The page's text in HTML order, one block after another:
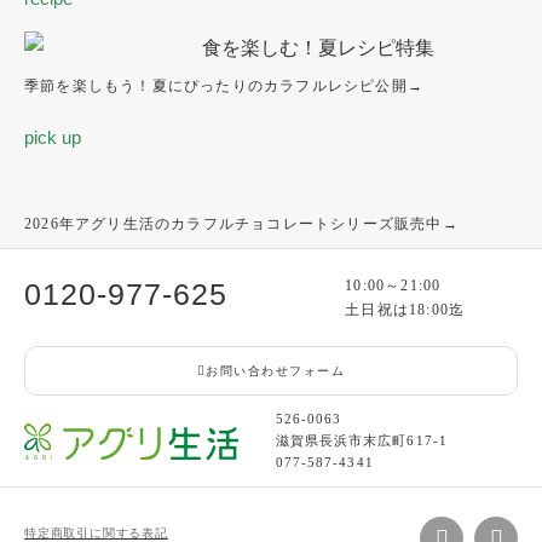
季節を楽しもう！夏にぴったりのカラフルレシピ公開→
pick up
2026年アグリ生活のカラフルチョコレートシリーズ販売中→
0120-977-625
10:00～21:00
土日祝は18:00迄
お問い合わせフォーム
526-0063
滋賀県長浜市末広町617-1
077-587-4341
特定商取引に関する表記